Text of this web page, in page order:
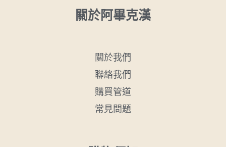
關於阿畢克漢
關於我們
聯絡我們
購買管道
常見問題